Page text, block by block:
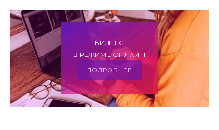
БИЗНЕС
В РЕЖИМЕ ОНЛАЙН
ПОДРОБНЕЕ